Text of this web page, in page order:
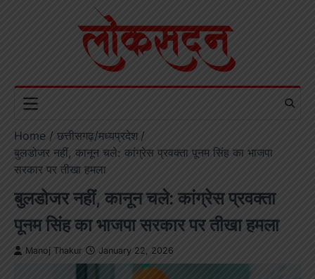
Home
छत्तीसगढ़/मध्यप्रदेश
बुलडोजर नहीं, कानून चले: कांग्रेस प्रवक्ता पूनम सिंह का भाजपा
सरकार पर तीखा हमला
बुलडोजर नहीं, कानून चले: कांग्रेस प्रवक्ता
पूनम सिंह का भाजपा सरकार पर तीखा हमला
Manoj Thakur January 22, 2026